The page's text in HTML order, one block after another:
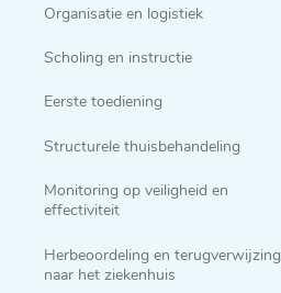
Organisatie en logistiek
Scholing en instructie
Eerste toediening
Structurele thuisbehandeling
Monitoring op veiligheid en
effectiviteit
Herbeoordeling en terugverwijzing
naar het ziekenhuis